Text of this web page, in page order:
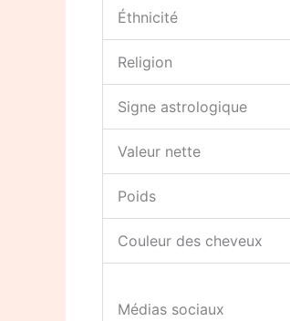
Éthnicité
Religion
Signe astrologique
Valeur nette
Poids
Couleur des cheveux
Médias sociaux